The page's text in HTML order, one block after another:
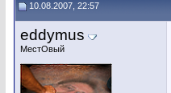
10.08.2007, 22:57
eddymus
МестОвый